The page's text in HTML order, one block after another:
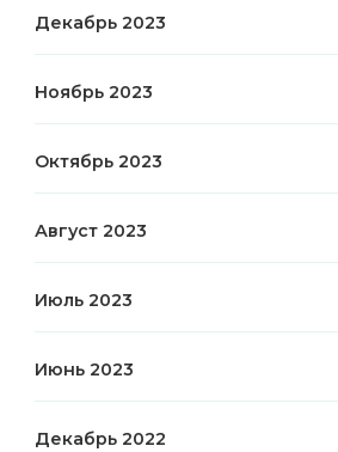
Декабрь 2023
Ноябрь 2023
Октябрь 2023
Август 2023
Июль 2023
Июнь 2023
Декабрь 2022